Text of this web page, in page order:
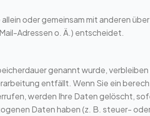
oder gemeinsam mit anderen
Adressen o. Ä.) entscheidet.
genannt wurde, verbleiben
entfällt. Wenn Sie ein
werden Ihre Daten gelöscht,
Daten haben (z. B. steuer-